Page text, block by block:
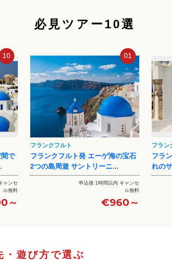
必見ツアー10選
01
石
ャンセ
ル無料
～
02
フランクフルト
フランクフルト発 青と白の世界 憧
れのサントリーニ島 3日間...
申込後 1時間以内 キャンセ
ル無料
€735～
サント
サン
ドー
・遊び方で選ぶ